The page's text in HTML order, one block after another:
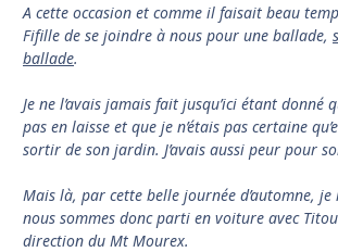
A cette occasion et comme il faisait beau
Fifille de se joindre à nous pour une ballade,
ballade.
Je ne l’avais jamais fait jusqu’ici étant donné
pas en laisse et que je n’étais pas certaine
sortir de son jardin. J’avais aussi peur pour
Mais là, par cette belle journée d’automne, je
nous sommes donc parti en voiture avec
direction du Mt Mourex.